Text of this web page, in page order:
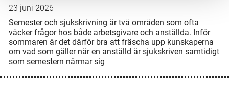
23 juni 2026
Semester och sjukskrivning är två områden som ofta
väcker frågor hos både arbetsgivare och anställda. Inför
sommaren är det därför bra att fräscha upp kunskaperna
om vad som gäller när en anställd är sjukskriven samtidigt
som semestern närmar sig